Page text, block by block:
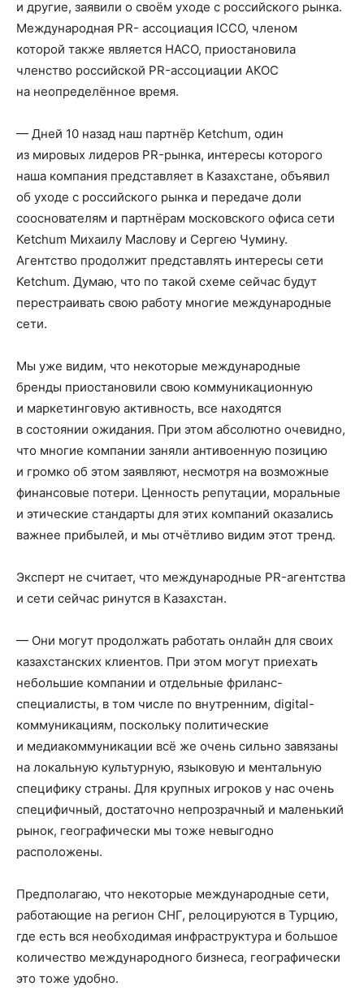
и другие, заявили о своём уходе с российского рынка.
Международная PR- ассоциация ICCO, членом
которой также является НАСО, приостановила
членство российской PR-ассоциации АКОС
на неопределённое время.
— Дней 10 назад наш партнёр Ketchum, один
из мировых лидеров PR-рынка, интересы которого
наша компания представляет в Казахстане, объявил
об уходе с российского рынка и передаче доли
сооснователям и партнёрам московского офиса сети
Ketchum Михаилу Маслову и Сергею Чумину.
Агентство продолжит представлять интересы сети
Ketchum. Думаю, что по такой схеме сейчас будут
перестраивать свою работу многие международные
сети.
Мы уже видим, что некоторые международные
бренды приостановили свою коммуникационную
и маркетинговую активность, все находятся
в состоянии ожидания. При этом абсолютно очевидно,
что многие компании заняли антивоенную позицию
и громко об этом заявляют, несмотря на возможные
финансовые потери. Ценность репутации, моральные
и этические стандарты для этих компаний оказались
важнее прибылей, и мы отчётливо видим этот тренд.
Эксперт не считает, что международные PR-агентства
и сети сейчас ринутся в Казахстан.
— Они могут продолжать работать онлайн для своих
казахстанских клиентов. При этом могут приехать
небольшие компании и отдельные фриланс-
специалисты, в том числе по внутренним, digital-
коммуникациям, поскольку политические
и медиакоммуникации всё же очень сильно завязаны
на локальную культурную, языковую и ментальную
специфику страны. Для крупных игроков у нас очень
специфичный, достаточно непрозрачный и маленький
рынок, географически мы тоже невыгодно
расположены.
Предполагаю, что некоторые международные сети,
работающие на регион СНГ, релоцируются в Турцию,
где есть вся необходимая инфраструктура и большое
количество международного бизнеса, географически
это тоже удобно.